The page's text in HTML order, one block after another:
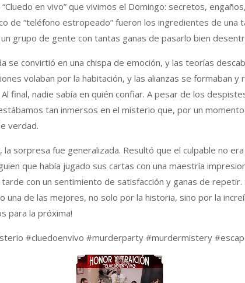
en vivo” que vivimos el Domingo: secretos,
de “teléfono estropeado” fueron los ingredientes de una
grupo de gente con tantas ganas de pasarlo bien
se convirtió en una chispa de emoción, y las teorías
volaban por la habitación, y las alianzas se formaban y
final, nadie sabía en quién confiar. A pesar de los
tan inmersos en el misterio que, por un
verdad.
la sorpresa fue generalizada. Resultó que el culpable no
que había jugado sus cartas con una maestría
con un sentimiento de satisfacción y ganas de repetir.
una de las mejores, no solo por la historia, sino por la
para la próxima!
#cluedoenvivo #murderparty #murdermistery